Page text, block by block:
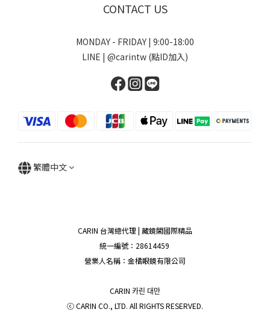
CONTACT US
MONDAY - FRIDAY | 9:00-18:00
LINE | @carintw (點ID加入)
繁體中文
CARIN 台灣總代理 | 藏鏡閣國際精品
統一編號：28614459
營業人名稱：金橘眼鏡有限公司
CARIN 카린 대만
ⓒ CARIN CO., LTD. All RIGHTS RESERVED.